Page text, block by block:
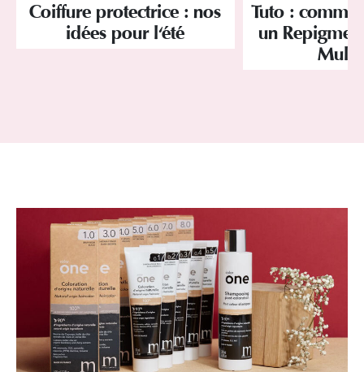
Coiffure protectrice : nos
idées pour l'été
Tuto :
un